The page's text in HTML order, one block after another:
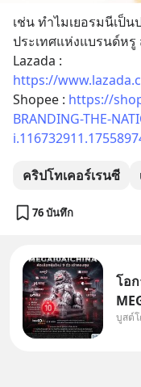
เช่น ทำไมเยอรมนีเป็น
ประเทศแห่งแบรนด์หรู
https://
Shopee : https://
BRANDING-THE-
คริปโทเคอร์เรนซี
76 บันทึก
โอ
ให
บูสต์